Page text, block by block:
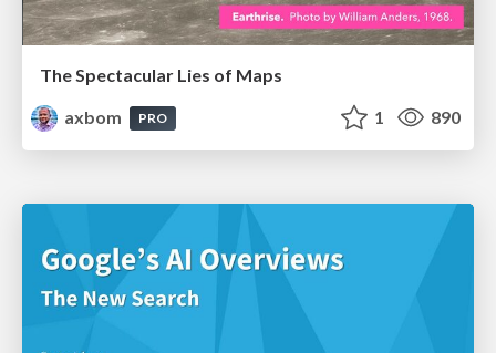
The Spectacular Lies of Maps
axbom
PRO 1 890